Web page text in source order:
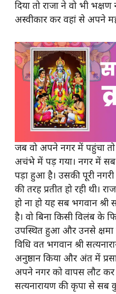
दिया तो राजा ने वो भी
अस्वीकार कर वहां से अपने
जब वो अपने नगर में पहुंचा
अचंभे में पड़ गया। नगर में
पड़ा हुआ है। उसकी पूरी
की तरह प्रतीत हो रही थी।
हो ना हो यह सब भगवान श्री
है। वो बिना किसी विलंब के
उपस्थित हुआ और उनसे
विधि वत भगवान श्री
अनुष्ठान किया और अंत में
अपने नगर को वापस लौट कर
सत्यनारायण की कृपा से सब